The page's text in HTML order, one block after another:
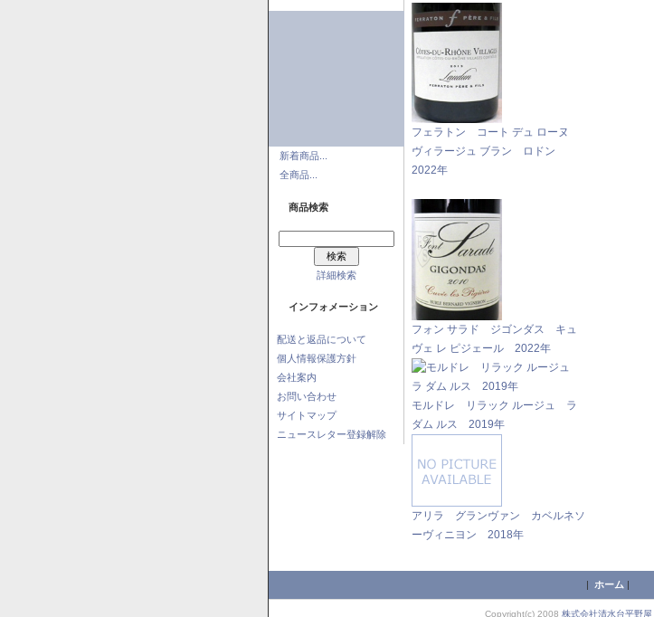
新着商品...
全商品...
商品検索
詳細検索
インフォメーション
配送と返品について
個人情報保護方針
会社案内
お問い合わせ
サイトマップ
ニュースレター登録解除
フェラトン コート デュ ローヌ
ヴィラージュ ブラン ロドン
2022年
フォン サラド ジゴンダス キュ
ヴェ レ ピジェール 2022年
モルドレ リラック ルージュ ラ
ダム ルス 2019年
アリラ グランヴァン カベルネソ
ーヴィニヨン 2018年
| ホーム |
Copyright(c) 2008 株式会社清水台平野屋